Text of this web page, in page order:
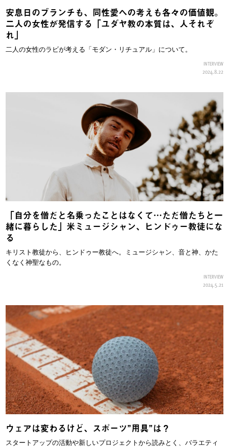
安息日のブランチも、同性愛への考えも各々の価値観。
二人の女性が発信する「ユダヤ教の本質は、人それぞ
れ」
二人の女性のラビが考える「モダン・リチュアル」について。
INTERVIEW
2024.8.22
「自分を僧だと名乗ったことはなくて…ただ僧たちと一
緒に暮らした」米ミュージシャン、ヒンドゥー教徒にな
る
キリスト教徒から、ヒンドゥー教徒へ。ミュージシャン、音と神、かた
くなく神聖なもの。
INTERVIEW
2024.5.21
ウェアは変わるけど、スポーツ”用具”は？
スタートアップの活動や新しいプロジェクトから読みとく、バラエティ